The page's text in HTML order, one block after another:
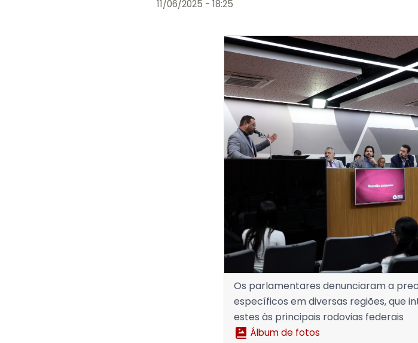
11/06/2025 - 18:25
Os parlamentares denunciaram a
específicos em diversas regiões, que
estes às principais rodovias federais
Álbum de fotos